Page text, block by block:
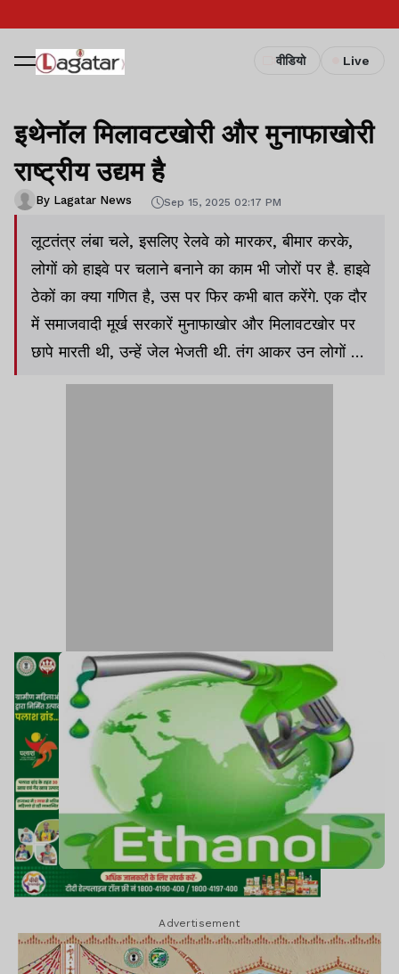
वीडियो Live
इथेनॉल मिलावटखोरी और मुनाफाखोरी
राष्ट्रीय उद्यम है
By Lagatar News Sep 15, 2025 02:17 PM
लूटतंत्र लंबा चले, इसलिए रेलवे को मारकर, बीमार करके,
लोगों को हाइवे पर चलाने बनाने का काम भी जोरों पर है. हाइवे
ठेकों का क्या गणित है, उस पर फिर कभी बात करेंगे. एक दौर
में समाजवादी मूर्ख सरकारें मुनाफाखोर और मिलावटखोर पर
छापे मारती थी, उन्हें जेल भेजती थी. तंग आकर उन लोगों ने
Advertisement